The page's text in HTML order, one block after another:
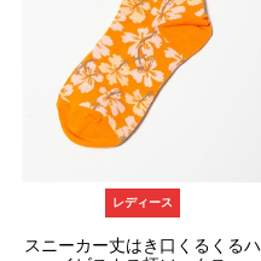
レディース
スニーカー丈はき口くるくるハ